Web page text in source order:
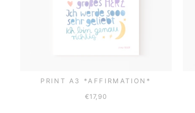
PRINT A3 *AFFIRMATION*
€17,90